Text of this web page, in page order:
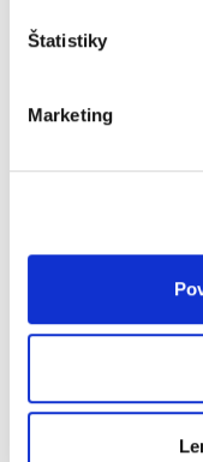
Štatistiky
Marketing
Prijatie
tejto témy v
absentovalo,
Katarína